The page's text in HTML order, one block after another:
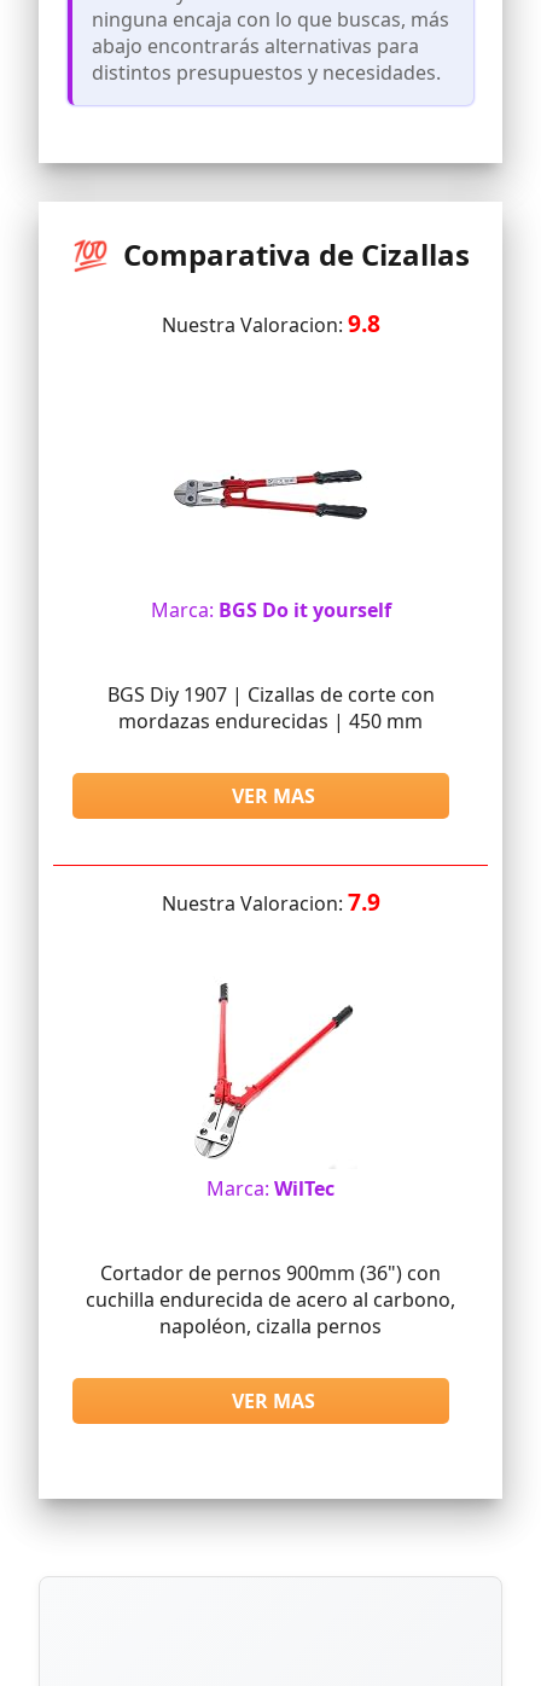
normativa GSA A-A-3047, ofreciendo
calidad y fiabilidad en cada uso
ninguna encaja con lo que buscas, más
abajo encontrarás alternativas para
distintos presupuestos y necesidades.
💯 Comparativa de Cizallas
Nuestra Valoracion: 9.8
Marca: BGS Do it yourself
BGS Diy 1907 | Cizallas de corte con
mordazas endurecidas | 450 mm
VER MAS
Nuestra Valoracion: 7.9
Marca: WilTec
Cortador de pernos 900mm (36") con
cuchilla endurecida de acero al carbono,
napoléon, cizalla pernos
VER MAS